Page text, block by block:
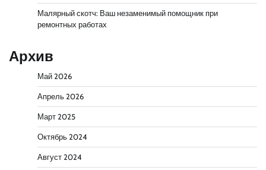
Малярный скотч: Ваш незаменимый помощник при
ремонтных работах
Архив
Май 2026
Апрель 2026
Март 2025
Октябрь 2024
Август 2024